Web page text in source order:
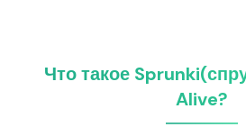
Что такое
Alive?